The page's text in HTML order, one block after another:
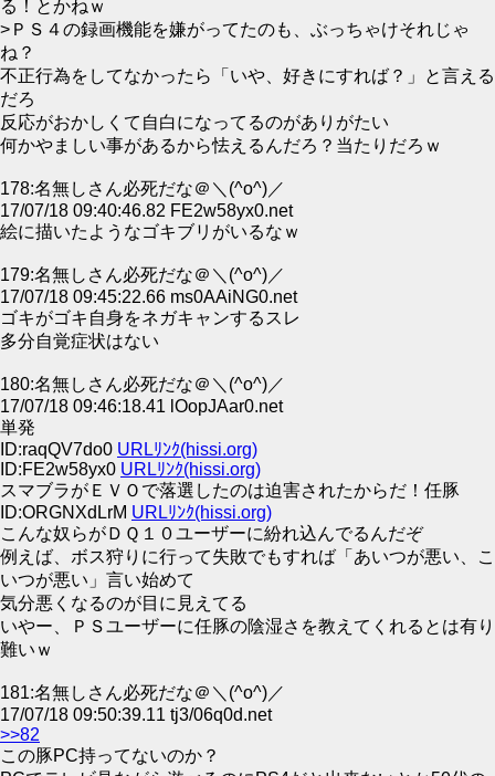
る！とかねｗ
>ＰＳ４の録画機能を嫌がってたのも、ぶっちゃけそれじゃ
ね？
不正行為をしてなかったら「いや、好きにすれば？」と言える
だろ
反応がおかしくて自白になってるのがありがたい
何かやましい事があるから怯えるんだろ？当たりだろｗ
178:名無しさん必死だな＠＼(^o^)／
17/07/18 09:40:46.82 FE2w58yx0.net
絵に描いたようなゴキブリがいるなｗ
179:名無しさん必死だな＠＼(^o^)／
17/07/18 09:45:22.66 ms0AAiNG0.net
ゴキがゴキ自身をネガキャンするスレ
多分自覚症状はない
180:名無しさん必死だな＠＼(^o^)／
17/07/18 09:46:18.41 lOopJAar0.net
単発
ID:raqQV7do0 URLﾘﾝｸ(hissi.org)
ID:FE2w58yx0 URLﾘﾝｸ(hissi.org)
スマブラがＥＶＯで落選したのは迫害されたからだ！任豚
ID:ORGNXdLrM URLﾘﾝｸ(hissi.org)
こんな奴らがＤＱ１０ユーザーに紛れ込んでるんだぞ
例えば、ボス狩りに行って失敗でもすれば「あいつが悪い、こ
いつが悪い」言い始めて
気分悪くなるのが目に見えてる
いやー、ＰＳユーザーに任豚の陰湿さを教えてくれるとは有り
難いｗ
181:名無しさん必死だな＠＼(^o^)／
17/07/18 09:50:39.11 tj3/06q0d.net
>>82
この豚PC持ってないのか？